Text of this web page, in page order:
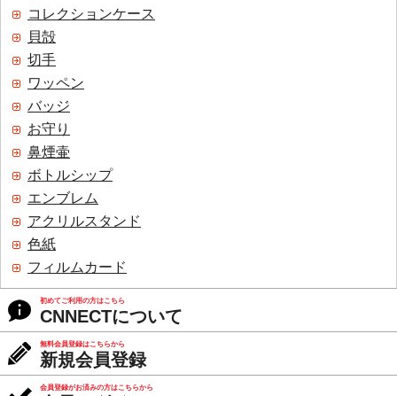
コレクションケース
貝殻
切手
ワッペン
バッジ
お守り
鼻煙壷
ボトルシップ
エンブレム
アクリルスタンド
色紙
フィルムカード
初めてご利用の方はこちら
CNNECTについて
無料会員登録はこちらから
新規会員登録
会員登録がお済みの方はこちらから